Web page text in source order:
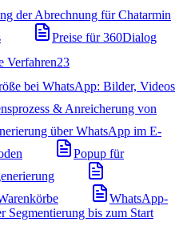
der Abrechnung für Chatarmin
Preise für 360Dialog
Verfahren23
bei WhatsApp: Bilder, Videos
& Anreicherung von
über WhatsApp im E-
Popup für
WhatsApp-
Segmentierung bis zum Start